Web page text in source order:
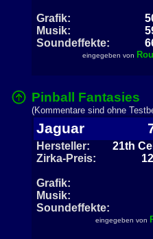
Grafik:
Musik:
Soundeffekte:
eingegeben von
Pinball Fantasies
(Kommentare sind ohne
Jaguar
Hersteller:
21th
Zirka-Preis:
Grafik:
Musik:
Soundeffekte:
eingegeben von